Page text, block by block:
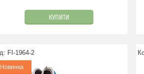
КУПИТИ
FI-1964-2
Новинка